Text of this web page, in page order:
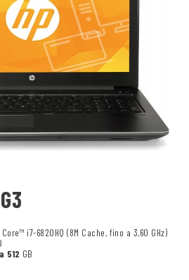
i7-6820HQ (8M Cache, fino a 3,60 GHz)
512 GB